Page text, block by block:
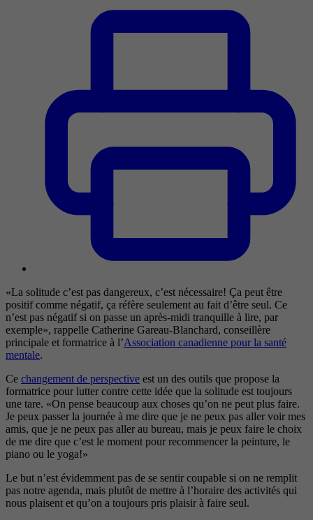
«La solitude c’est pas dangereux, c’est nécessaire! Ça peut être
positif comme négatif, ça réfère seulement au fait d’être seul. Ce
n’est pas négatif si on passe un après-midi tranquille à lire, par
exemple», rappelle Catherine Gareau-Blanchard, conseillère
principale et formatrice à l’Association canadienne pour la santé
mentale.
Ce changement de perspective est un des outils que propose la
formatrice pour lutter contre cette idée que la solitude est toujours
une tare. «On pense beaucoup aux choses qu’on ne peut plus faire.
Je peux passer la journée à me dire que je ne peux pas aller voir mes
amis, que je ne peux pas aller au bureau, mais je peux faire le choix
de me dire que c’est le moment pour recommencer la peinture, le
piano ou le yoga!»
Le but n’est évidemment pas de se sentir coupable si on ne remplit
pas notre agenda, mais plutôt de mettre à l’horaire des activités qui
nous plaisent et qu’on a toujours pris plaisir à faire seul.